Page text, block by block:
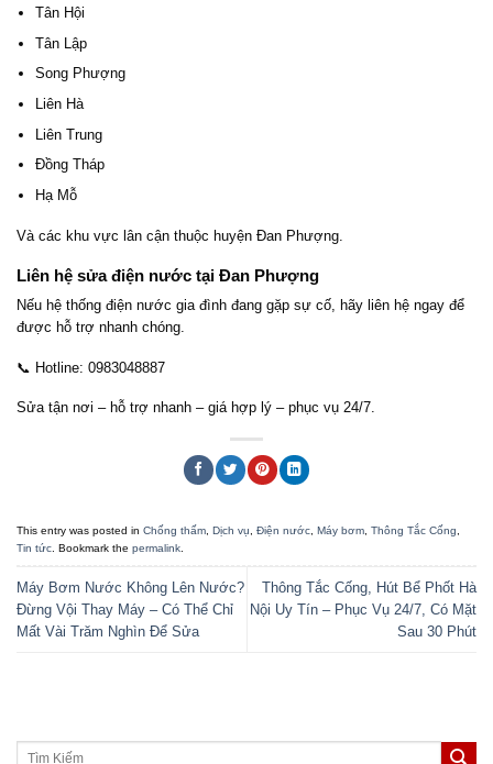
Tân Hội
Tân Lập
Song Phượng
Liên Hà
Liên Trung
Đồng Tháp
Hạ Mỗ
Và các khu vực lân cận thuộc huyện Đan Phượng.
Liên hệ sửa điện nước tại Đan Phượng
Nếu hệ thống điện nước gia đình đang gặp sự cố, hãy liên hệ ngay để
được hỗ trợ nhanh chóng.
📞 Hotline: 0983048887
Sửa tận nơi – hỗ trợ nhanh – giá hợp lý – phục vụ 24/7.
This entry was posted in Chống thấm, Dịch vụ, Điện nước, Máy bơm, Thông Tắc Cống,
Tin tức. Bookmark the permalink.
Máy Bơm Nước Không Lên Nước?
Đừng Vội Thay Máy – Có Thể Chỉ
Mất Vài Trăm Nghìn Để Sửa
Thông Tắc Cống, Hút Bể Phốt Hà
Nội Uy Tín – Phục Vụ 24/7, Có Mặt
Sau 30 Phút